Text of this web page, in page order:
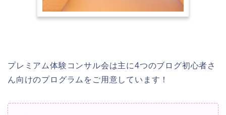
プレミアム体験コンサル会は主に4つのブログ初心者さ
ん向けのプログラムをご用意しています！